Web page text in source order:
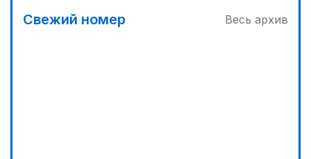
МЧС запустило новые станции мониторинга
Свежий номер Весь архив